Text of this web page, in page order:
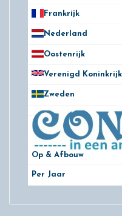
Frankrijk
Nederland
Oostenrijk
Verenigd Koninkrijk
Zweden
Op & Afbouw
Per Jaar